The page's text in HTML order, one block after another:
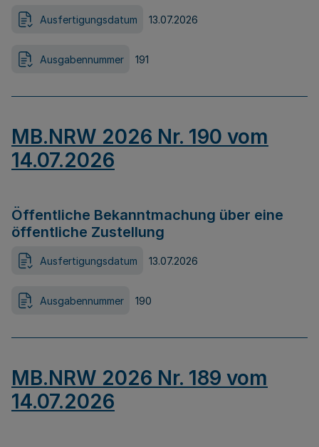
Ausfertigungsdatum 13.07.2026
Ausgabennummer 191
MB.NRW 2026 Nr. 190 vom
14.07.2026
Öffentliche Bekanntmachung über eine
öffentliche Zustellung
Ausfertigungsdatum 13.07.2026
Ausgabennummer 190
MB.NRW 2026 Nr. 189 vom
14.07.2026